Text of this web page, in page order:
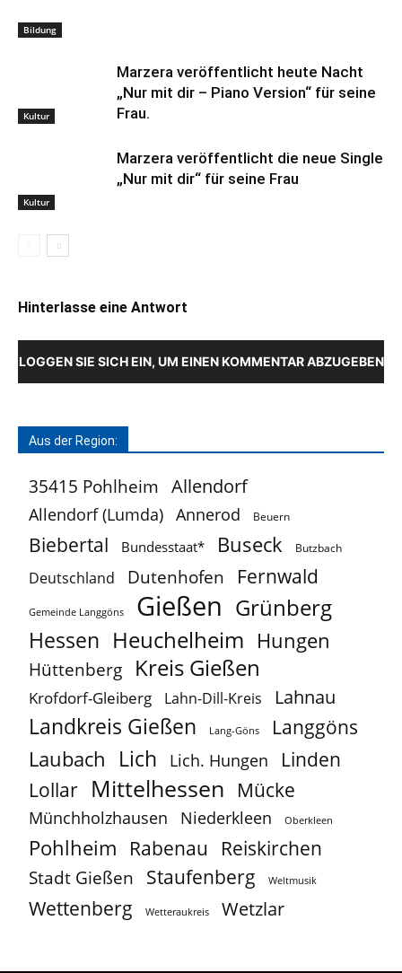
Bildung
Kultur
Marzera veröffentlicht heute Nacht
„Nur mit dir – Piano Version“ für seine
Frau.
Kultur
Marzera veröffentlicht die neue Single
„Nur mit dir“ für seine Frau
Hinterlasse eine Antwort
LOGGEN SIE SICH EIN, UM EINEN KOMMENTAR ABZUGEBEN
Aus der Region:
35415 Pohlheim Allendorf
Allendorf (Lumda) Annerod Beuern
Biebertal Bundesstaat* Buseck Butzbach
Deutschland Dutenhofen Fernwald
Gemeinde Langgöns Gießen Grünberg
Hessen Heuchelheim Hungen
Hüttenberg Kreis Gießen
Krofdorf-Gleiberg Lahn-Dill-Kreis Lahnau
Landkreis Gießen Lang-Göns Langgöns
Laubach Lich Lich. Hungen
Linden
Lollar Mittelhessen Mücke
Münchholzhausen Niederkleen Oberkleen
Pohlheim Rabenau Reiskirchen
Stadt Gießen Staufenberg Weltmusik
Wettenberg Wetteraukreis Wetzlar